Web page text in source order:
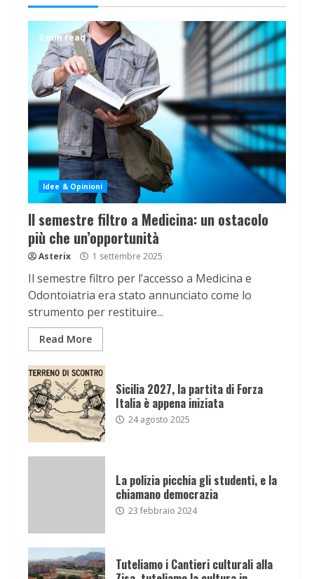
2 min read
Idee & Opinioni
Il semestre filtro a Medicina: un ostacolo
più che un’opportunità
Asterix 1 settembre 2025
Il semestre filtro per l’accesso a Medicina e
Odontoiatria era stato annunciato come lo
strumento per restituire...
Read More
Sicilia 2027, la partita di Forza
Italia è appena iniziata
24 agosto 2025
La polizia picchia gli studenti, e la
chiamano democrazia
23 febbraio 2024
Tuteliamo i Cantieri culturali alla